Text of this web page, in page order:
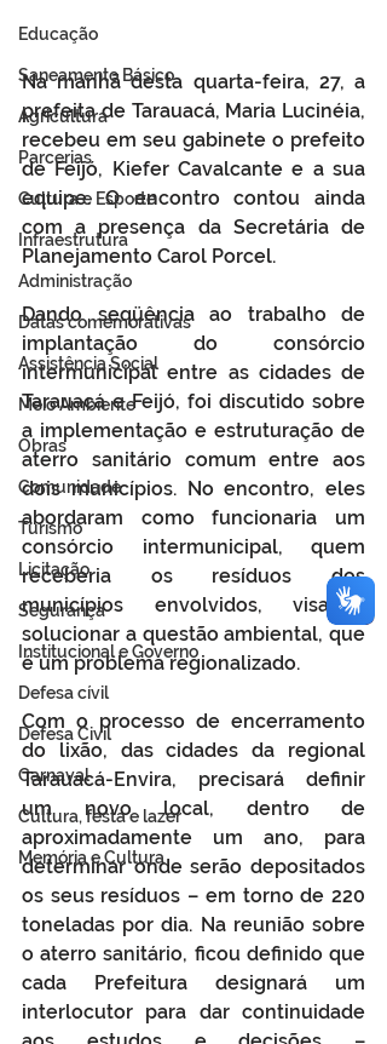
Educação
Saneamento Básico
Agricultura
Parcerias
Cultura e Esporte
Infraestrutura
Administração
Datas comemorativas
Assistência Social
Meio Ambiente
Obras
Comunidade
Turismo
Licitação
Segurança
Institucional e Governo
Defesa cívil
Defesa Civil
Carnaval
Cultura, festa e lazer
Memória e Cultura
Na manhã desta quarta-feira, 27, a
prefeita de Tarauacá, Maria Lucinéia,
recebeu em seu gabinete o prefeito
de Feijó, Kiefer Cavalcante e a sua
equipe. O encontro contou ainda
com a presença da Secretária de
Planejamento Carol Porcel.
Dando seqüência ao trabalho de
implantação do consórcio
intermunicipal entre as cidades de
Tarauacá e Feijó, foi discutido sobre
a implementação e estruturação de
aterro sanitário comum entre aos
dois municípios. No encontro, eles
abordaram como funcionaria um
consórcio intermunicipal, quem
receberia os resíduos dos
municípios envolvidos, visando
solucionar a questão ambiental, que
é um problema regionalizado.
Com o processo de encerramento
do lixão, das cidades da regional
Tarauacá-Envira, precisará definir
um novo local, dentro de
aproximadamente um ano, para
determinar onde serão depositados
os seus resíduos – em torno de 220
toneladas por dia. Na reunião sobre
o aterro sanitário, ficou definido que
cada Prefeitura designará um
interlocutor para dar continuidade